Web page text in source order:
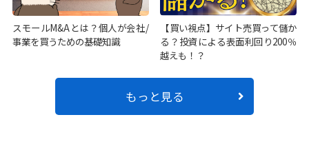
スモールM&Aとは？個人が会社/
事業を買うための基礎知識
【買い視点】サイト売買って儲か
る？投資による表面利回り200％
越えも！？
もっと見る